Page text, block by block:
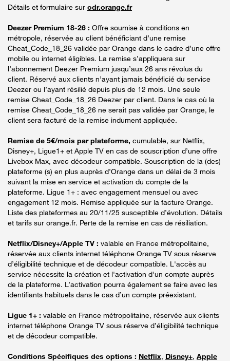
Détails et formulaire sur odr.orange.fr
Deezer Premium 18-26 : Offre soumise à conditions en
métropole, réservée au client bénéficiant d’une remise
Cheat_Code_18_26 validée par Orange dans le cadre d’une offre
mobile ou internet éligibles. La remise s’appliquera sur
l’abonnement Deezer Premium jusqu’aux 26 ans révolus du
client. Réservé aux clients n’ayant jamais bénéficié du service
Deezer ou l’ayant résilié depuis plus de 12 mois. Une seule
remise Cheat_Code_18_26 Deezer par client. Dans le cas où la
remise Cheat_Code_18_26 ne serait pas validée par Orange, le
client sera facturé de la remise indument appliquée.
Remise de 5€/mois par plateforme, cumulable, sur Netflix,
Disney+, Ligue1+ et Apple TV en cas de souscription d’une offre
Livebox Max, avec décodeur compatible. Souscription de la (des)
plateforme (s) en plus auprès d’Orange dans un délai de 3 mois
suivant la mise en service et activation du compte de la
plateforme. Ligue 1+ : avec engagement mensuel ou avec
engagement 12 mois. Remise appliquée sur la facture Orange.
Liste des plateformes au 20/11/25 susceptible d’évolution. Détails
et tarifs sur orange.fr. Perte de la remise en cas de résiliation.
Netflix/Disney+/Apple TV : valable en France métropolitaine,
réservée aux clients internet téléphone Orange TV sous réserve
d’éligibilité technique et de décodeur compatible. L'accès au
service nécessite la création et l'activation d'un compte auprès
de la plateforme. L’activation pourra également se faire avec les
identifiants habituels dans le cas d’un compte préexistant.
Ligue 1+ : valable en France métropolitaine, réservée aux clients
internet téléphone Orange TV sous réserve d’éligibilité technique
et de décodeur compatible.
Conditions Spécifiques des options : Netflix, Disney+, Apple